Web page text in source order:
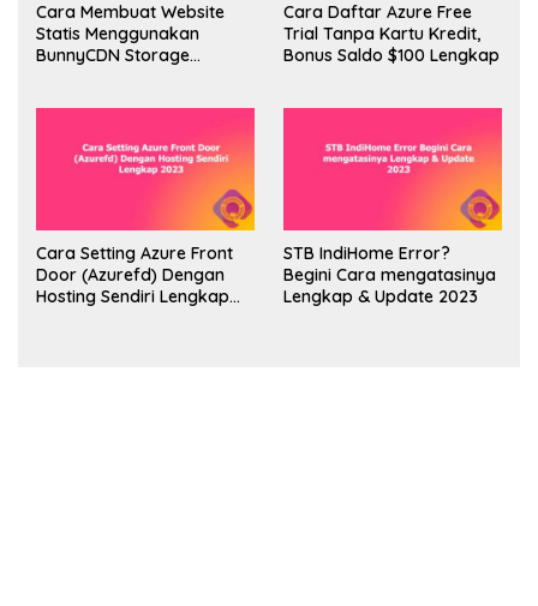
Cara Membuat Website
Statis Menggunakan
BunnyCDN Storage
Cara Daftar Azure Free
Trial Tanpa Kartu Kredit,
Bonus Saldo $100 Lengkap
Cara Setting Azure Front
Door (Azurefd) Dengan
Hosting Sendiri Lengkap
STB IndiHome Error?
Begini Cara mengatasinya
Lengkap & Update 2023